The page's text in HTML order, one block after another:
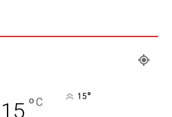
15 °C 15°